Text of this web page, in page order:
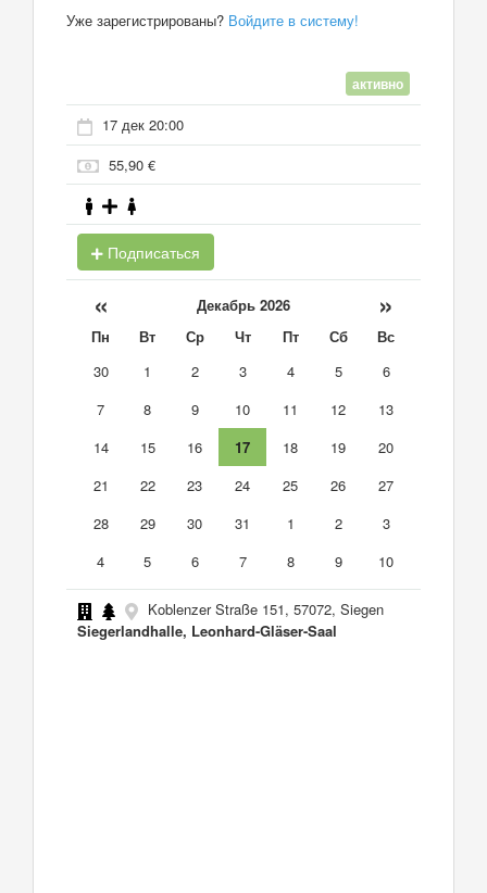
Уже зарегистрированы? Войдите в систему!
активно
17 дек 20:00
55,90 €
Подписаться
« Декабрь 2026 »
Пн Вт Ср Чт Пт Сб
Вс
30
1 2 3 4 5
6
7
8 9 10 11 12
13
14
15 16 17 18 19
20
21
22 23 24 25 26
27
28
29 30 31 1 2
3
4
5 6 7 8 9 10
Koblenzer Straße 151, 57072, Siegen
Siegerlandhalle, Leonhard-Gläser-Saal